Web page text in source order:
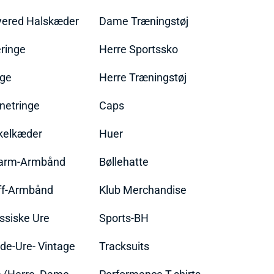
Halskæder
Armbånd
Armbånd
Ure
Ure- Vintage
Dame Træningstøj
Herre Sportssko
Herre Træningstøj
Caps
Huer
Bøllehatte
Klub Merchandise
Sports-BH
Tracksuits